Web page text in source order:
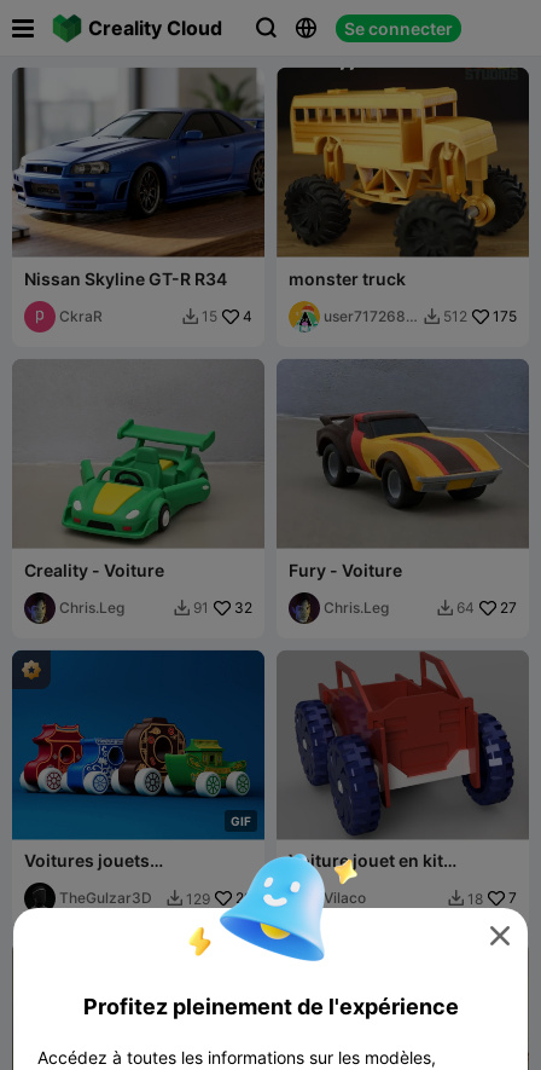
Creality Cloud   Se connecter
 
Nissan Skyline GT-R R34
CkraR  15 4
monster truck
user7172682
 512 175
Creality - Voiture
Chris.Leg  91 32
Fury - Voiture
Chris.Leg  64 27
GIF
Voitures jouets
traditionnelles chinoises
modulaires | 4 designs
uniques
TheGulzar3D  129 29
Voiture jouet en kit
modulaire
Vilaco  18 7

Profitez pleinement de l'expérience
Accédez à toutes les informations sur les modèles,